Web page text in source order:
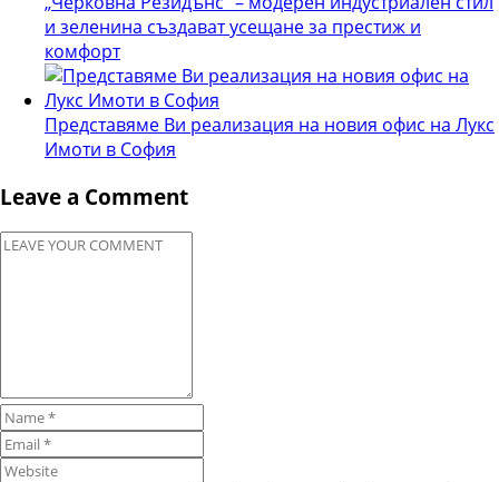
и зеленина създават усещане за престиж и
комфорт
Представяме Ви реализация на новия офис на Лукс
Имоти в София
Leave a Comment